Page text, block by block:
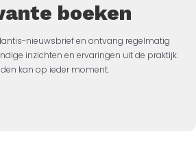
boeken
nieuwsbrief en ontvang regelmatig
inzichten en ervaringen uit de praktijk.
kan op ieder moment.